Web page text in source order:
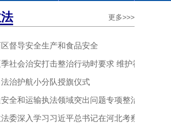
更多>>>
督导安全生产和食品安全
社会治安打击整治行动时要求 维护社会平安
治护航小分队授旗仪式
全和运输执法领域突出问题专项整治工作领
委深入学习习近平总书记在河北考察时重要